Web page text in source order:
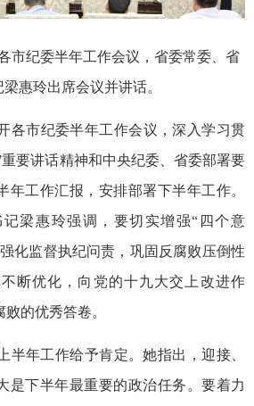
市纪委半年工作会议，省委常委、省
惠玲出席会议并讲话。
各市纪委半年工作会议，深入学习贯
重要讲话精神和中央纪委、省委部署要
年工作汇报，安排部署下半年工作。
梁惠玲强调，要切实增强“四个意
化监督执纪问责，巩固反腐败压倒性
断优化，向党的十九大交上改进作
的优秀答卷。
年工作给予肯定。她指出，迎接、
是下半年最重要的政治任务。要着力